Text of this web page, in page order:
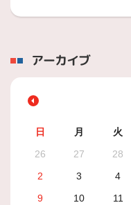
アーカイブ
日 月 火
26
27 28
2
3 4
9
10 11